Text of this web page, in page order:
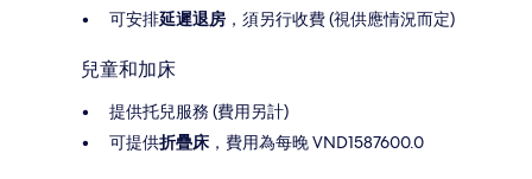
可安排延遲退房 ，須另行收費 (視供應情況而定)
兒童和加床
提供托兒服務 (費用另計)
可提供折疊床 ，費用為每晚 VND1587600.0